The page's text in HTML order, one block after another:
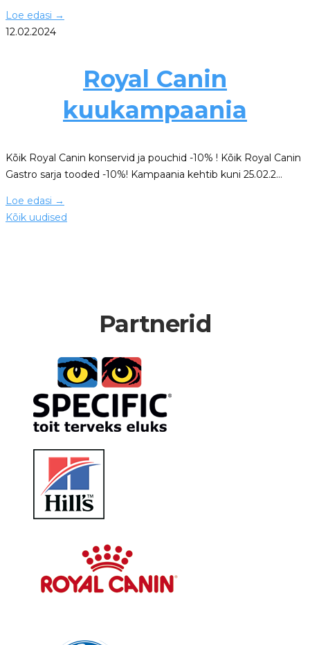
Loe edasi →
12.02.2024
Royal Canin
kuukampaania
Kõik Royal Canin konservid ja pouchid -10% ! Kõik Royal Canin
Gastro sarja tooded -10%! Kampaania kehtib kuni 25.02.2…
Loe edasi →
Kõik uudised
Partnerid